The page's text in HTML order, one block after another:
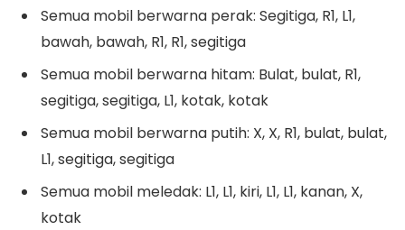
Semua mobil berwarna perak: Segitiga, R1, L1,
bawah, bawah, R1, R1, segitiga
Semua mobil berwarna hitam: Bulat, bulat, R1,
segitiga, segitiga, L1, kotak, kotak
Semua mobil berwarna putih: X, X, R1, bulat, bulat,
L1, segitiga, segitiga
Semua mobil meledak: L1, L1, kiri, L1, L1, kanan, X,
kotak